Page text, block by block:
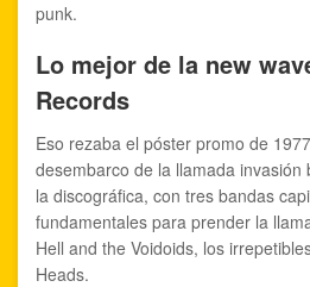
punk.
Lo mejor de la new
Records
Eso rezaba el póster promo de
desembarco de la llamada invasión
la discográfica, con tres bandas
fundamentales para prender la
Hell and the Voidoids, los
Heads.